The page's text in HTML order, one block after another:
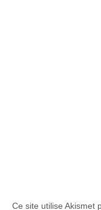
Ce site utilise Akismet